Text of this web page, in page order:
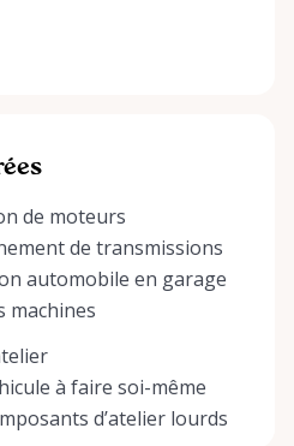
de moteurs
de transmissions
automobile en garage
machines
à faire soi-même
d’atelier lourds